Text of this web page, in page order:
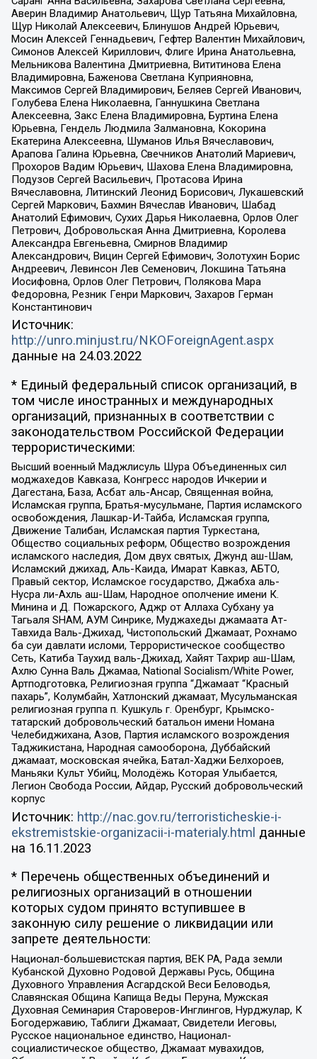
Аверин Владимир Анатольевич, Щур Татьяна Михайловна,
Щур Николай Алексеевич, Блинушов Андрей Юрьевич,
Мосин Алексей Геннадьевич, Гефтер Валентин Михайлович,
Симонов Алексей Кириллович, Флиге Ирина Анатольевна,
Мельникова Валентина Дмитриевна, Вититинова Елена
Владимировна, Баженова Светлана Куприяновна,
Максимов Сергей Владимирович, Беляев Сергей Иванович,
Голубева Елена Николаевна, Ганнушкина Светлана
Алексеевна, Закс Елена Владимировна, Буртина Елена
Юрьевна, Гендель Людмила Залмановна, Кокорина
Екатерина Алексеевна, Шуманов Илья Вячеславович,
Арапова Галина Юрьевна, Свечников Анатолий Мариевич,
Прохоров Вадим Юрьевич, Шахова Елена Владимировна,
Подузов Сергей Васильевич, Протасова Ирина
Вячеславовна, Литинский Леонид Борисович, Лукашевский
Сергей Маркович, Бахмин Вячеслав Иванович, Шабад
Анатолий Ефимович, Сухих Дарья Николаевна, Орлов Олег
Петрович, Добровольская Анна Дмитриевна, Королева
Александра Евгеньевна, Смирнов Владимир
Александрович, Вицин Сергей Ефимович, Золотухин Борис
Андреевич, Левинсон Лев Семенович, Локшина Татьяна
Иосифовна, Орлов Олег Петрович, Полякова Мара
Федоровна, Резник Генри Маркович, Захаров Герман
Константинович
Источник:
http://unro.minjust.ru/NKOForeignAgent.aspx
данные на 24.03.2022
* Единый федеральный список организаций, в
том числе иностранных и международных
организаций, признанных в соответствии с
законодательством Российской Федерации
террористическими:
Высший военный Маджлисуль Шура Объединенных сил
моджахедов Кавказа, Конгресс народов Ичкерии и
Дагестана, База, Асбат аль-Ансар, Священная война,
Исламская группа, Братья-мусульмане, Партия исламского
освобождения, Лашкар-И-Тайба, Исламская группа,
Движение Талибан, Исламская партия Туркестана,
Общество социальных реформ, Общество возрождения
исламского наследия, Дом двух святых, Джунд аш-Шам,
Исламский джихад, Аль-Каида, Имарат Кавказ, АБТО,
Правый сектор, Исламское государство, Джабха аль-
Нусра ли-Ахль аш-Шам, Народное ополчение имени К.
Минина и Д. Пожарского, Аджр от Аллаха Субхану уа
Тагьаля SHAM, АУМ Синрике, Муджахеды джамаата Ат-
Тавхида Валь-Джихад, Чистопольский Джамаат, Рохнамо
ба суи давлати исломи, Террористическое сообщество
Сеть, Катиба Таухид валь-Джихад, Хайят Тахрир аш-Шам,
Ахлю Сунна Валь Джамаа, National Socialism/White Power,
Артподготовка, Религиозная группа “Джамаат “Красный
пахарь”, Колумбайн, Хатлонский джамаат, Мусульманская
религиозная группа п. Кушкуль г. Оренбург, Крымско-
татарский добровольческий батальон имени Номана
Челебиджихана, Азов, Партия исламского возрождения
Таджикистана, Народная самооборона, Дуббайский
джамаат, московская ячейка, Батал-Хаджи Белхороев,
Маньяки Культ Убийц, Молодёжь Которая Улыбается,
Легион Свобода России, Айдар, Русский добровольческий
корпус
Источник: http://nac.gov.ru/terroristicheskie-i-
ekstremistskie-organizacii-i-materialy.html данные
на 16.11.2023
* Перечень общественных объединений и
религиозных организаций в отношении
которых судом принято вступившее в
законную силу решение о ликвидации или
запрете деятельности:
Национал-большевистская партия, ВЕК РА, Рада земли
Кубанской Духовно Родовой Державы Русь, Община
Духовного Управления Асгардской Веси Беловодья,
Славянская Община Капища Веды Перуна, Мужская
Духовная Семинария Староверов-Инглингов, Нурджулар, К
Богодержавию, Таблиги Джамаат, Свидетели Иеговы,
Русское национальное единство, Национал-
социалистическое общество, Джамаат мувахидов,